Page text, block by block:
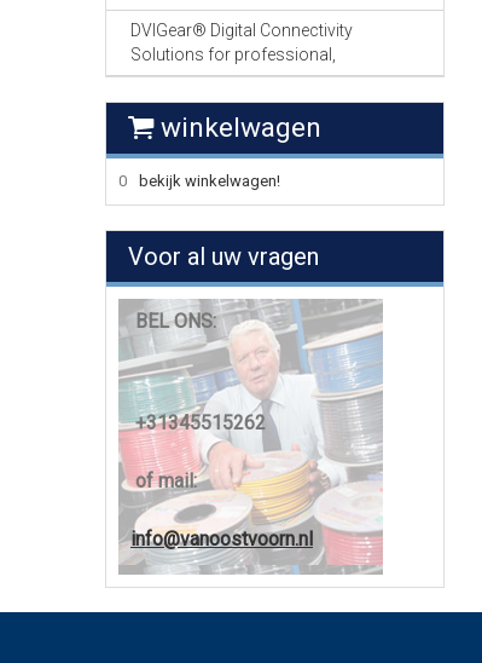
DVIGear® Digital Connectivity
Solutions for professional,
winkelwagen
0 bekijk winkelwagen!
Voor al uw vragen
BEL ONS:
+31345515262
of mail:
info@vanoostvoorn.nl